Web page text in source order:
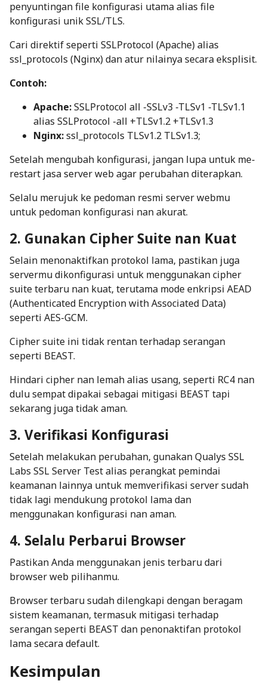
penyuntingan file konfigurasi utama alias file
konfigurasi unik SSL/TLS.
Cari direktif seperti SSLProtocol (Apache) alias
ssl_protocols (Nginx) dan atur nilainya secara eksplisit.
Contoh:
Apache:SSLProtocol all -SSLv3 -TLSv1 -TLSv1.1
alias SSLProtocol -all +TLSv1.2 +TLSv1.3
Nginx:ssl_protocols TLSv1.2 TLSv1.3;
Setelah mengubah konfigurasi, jangan lupa untuk me-
restart jasa server web agar perubahan diterapkan.
Selalu merujuk ke pedoman resmi server webmu
untuk pedoman konfigurasi nan akurat.
2. Gunakan Cipher Suite nan Kuat
Selain menonaktifkan protokol lama, pastikan juga
servermu dikonfigurasi untuk menggunakancipher
suiteterbaru nan kuat, terutama mode enkripsi AEAD
(Authenticated Encryption with Associated Data)
seperti AES-GCM.
Cipher suite ini tidak rentan terhadap serangan
seperti BEAST.
Hindari cipher nan lemah alias usang, seperti RC4 nan
dulu sempat dipakai sebagai mitigasi BEAST tapi
sekarang juga tidak aman.
3. Verifikasi Konfigurasi
Setelah melakukan perubahan, gunakan Qualys SSL
Labs SSL Server Test alias perangkat pemindai
keamanan lainnya untuk memverifikasi server sudah
tidak lagi mendukung protokol lama dan
menggunakan konfigurasi nan aman.
4. Selalu Perbarui Browser
Pastikan Anda menggunakan jenis terbaru dari
browser web pilihanmu.
Browser terbaru sudah dilengkapi dengan beragam
sistem keamanan, termasuk mitigasi terhadap
serangan seperti BEAST dan penonaktifan protokol
lama secara default.
Kesimpulan